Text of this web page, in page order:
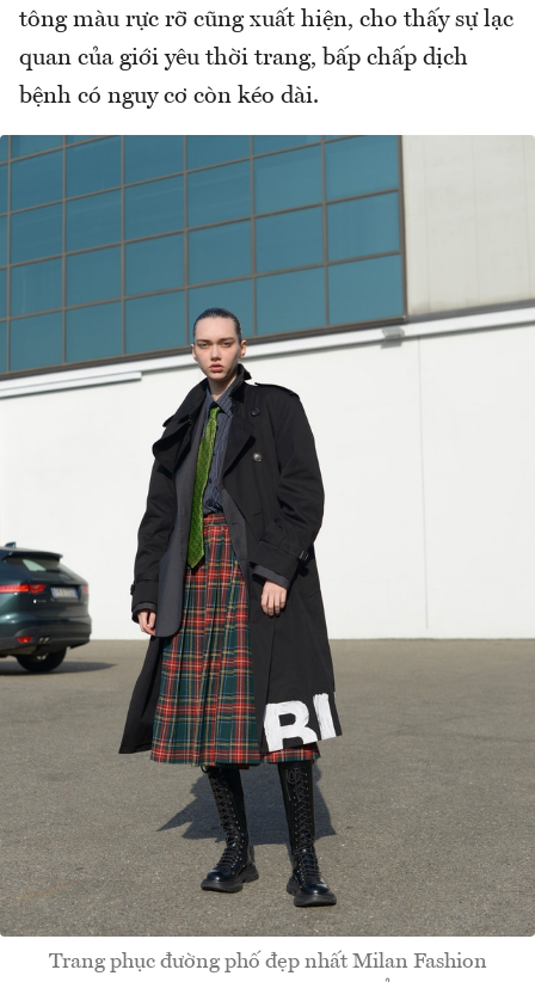
tông màu rực rỡ cũng xuất hiện, cho thấy sự lạc
quan của giới yêu thời trang, bấp chấp dịch
bệnh có nguy cơ còn kéo dài.
Trang phục đường phố đẹp nhất Milan Fashion